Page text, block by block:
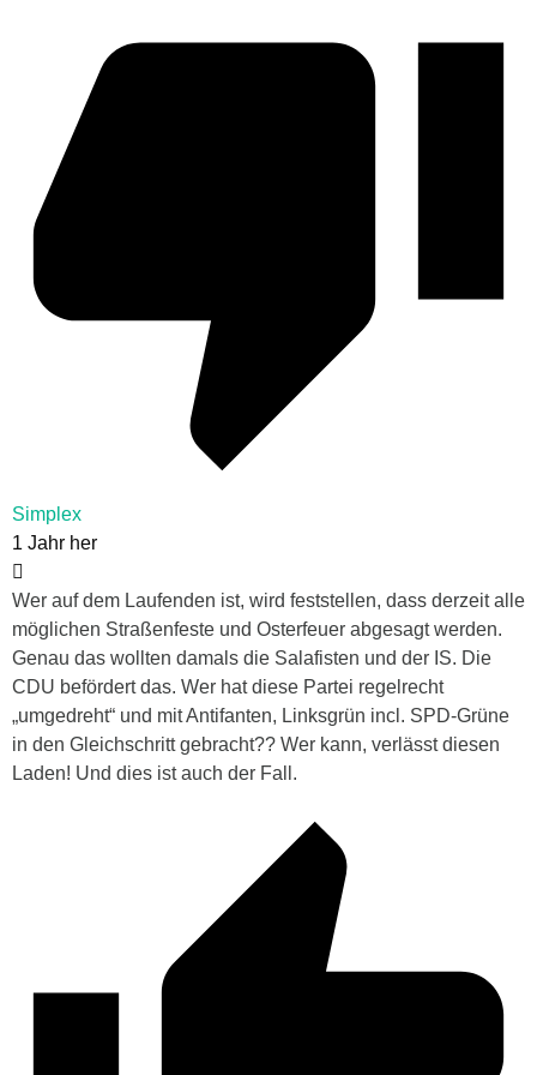
Simplex
1 Jahr her
Wer auf dem Laufenden ist, wird feststellen, dass derzeit alle
möglichen Straßenfeste und Osterfeuer abgesagt werden.
Genau das wollten damals die Salafisten und der IS. Die
CDU befördert das. Wer hat diese Partei regelrecht
„umgedreht“ und mit Antifanten, Linksgrün incl. SPD-Grüne
in den Gleichschritt gebracht?? Wer kann, verlässt diesen
Laden! Und dies ist auch der Fall.